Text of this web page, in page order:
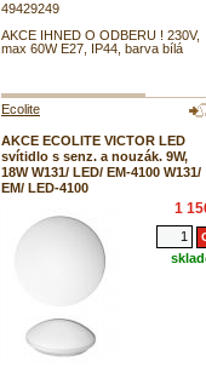
49429249
AKCE IHNED O ODBERU ! 230V,
max 60W E27, IP44, barva bílá
Ecolite
AKCE ECOLITE VICTOR LED
svítidlo s senz. a nouzák. 9W,
18W W131/ LED/ EM-4100 W131/
EM/ LED-4100
1